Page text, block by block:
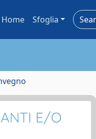
Home Sfoglia
E/O